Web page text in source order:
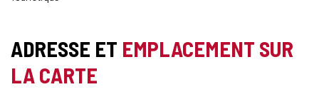
ADRESSE ET EMPLACEMENT SUR
LA CARTE